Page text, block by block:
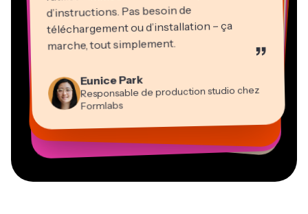
d’instructions. Pas besoin de
téléchargement ou d’installation – ça
marche, tout simplement. ”
Eunice Park
Responsable de production studio chez
Formlabs
Vannesia Darby
PDG de MOXIE Nashville
Grant Taleck
Cofondateur d’AuthentIQMarketing.com
Panos Papagapiou
Directeur associé chez EPATHLON
Kerry-lee Farla
Youtubeur
Gracie Peng
Directeur du contenu
Martin James
Éditeur vidéo
Heidi Rae
Pédagogie
Consultant
Mitch Rawlings
Freelance en services d’information
Dina Segovia
Travailleur en freelance virtuel